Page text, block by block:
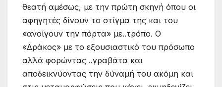
θεατή αμέσως, με την πρώτη σκηνή όπου οι
αφηγητές δίνουν το στίγμα της και του
«ανοίγουν την πόρτα» με..τρόπο. Ο
«Δράκος» με το εξουσιαστικό του πρόσωπο
αλλά φορώντας ..γραβάτα και
αποδεικνύοντας την δύναμή του ακόμη και